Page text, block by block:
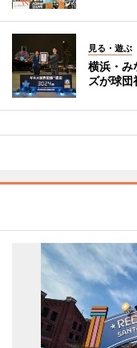
見る・遊ぶ
横浜・
ズが球団